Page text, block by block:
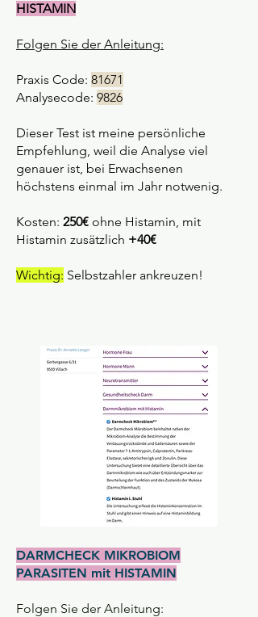
HISTAMIN
Folgen Sie der Anleitung:
Praxis Code: 81671
Analysecode: 9826
Dieser Test ist meine persönliche
Empfehlung, weil die Analyse viel
genauer ist, bei Erwachsenen
höchstens einmal im Jahr notwenig.
Kosten: 250€ ohne Histamin, mit
Histamin zusätzlich +40€
Wichtig: Selbstzahler ankreuzen!
DARMCHECK MIKROBIOM
PARASITEN mit HISTAMIN
Folgen Sie der Anleitung: